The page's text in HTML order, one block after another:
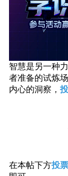
智慧是另一种
者准备的试炼
内心的洞察，
在本帖下方投